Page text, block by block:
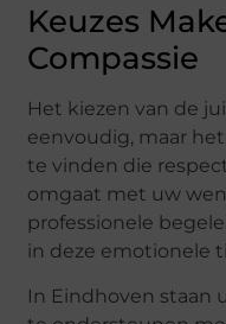
Keuzes
Compassie
Het kiezen van de
eenvoudig, maar
te vinden die
omgaat met uw
professionele
in deze emotionele
In Eindhoven staan